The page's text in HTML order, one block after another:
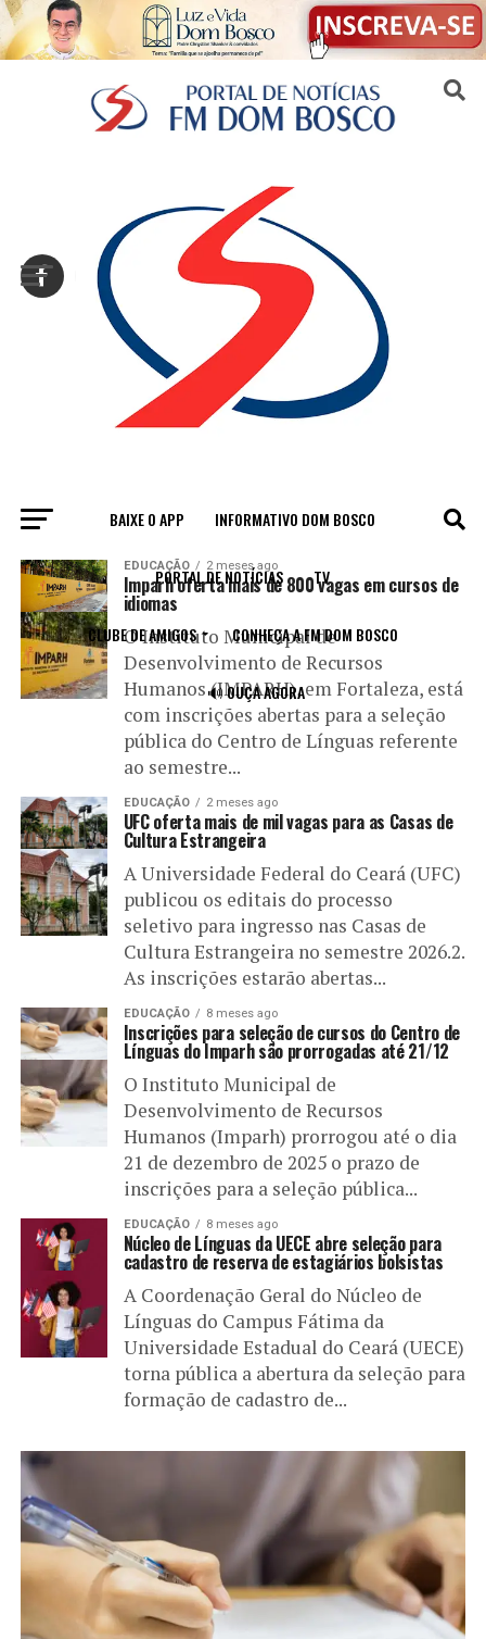
BAIXE O APP INFORMATIVO DOM BOSCO
PORTAL DE NOTÍCIAS TV
CLUBE DE AMIGOS CONHEÇA A FM DOM BOSCO
🔊 OUÇA AGORA
All posts tagged "idiomas"
EDUCAÇÃO 2 meses ago
Imparh oferta mais de 800 vagas em cursos de
idiomas
O Instituto Municipal de
Desenvolvimento de Recursos
Humanos (IMPARH), em Fortaleza, está
com inscrições abertas para a seleção
pública do Centro de Línguas referente
ao semestre...
EDUCAÇÃO 2 meses ago
UFC oferta mais de mil vagas para as Casas de
Cultura Estrangeira
A Universidade Federal do Ceará (UFC)
publicou os editais do processo
seletivo para ingresso nas Casas de
Cultura Estrangeira no semestre 2026.2.
As inscrições estarão abertas...
EDUCAÇÃO 8 meses ago
Inscrições para seleção de cursos do Centro de
Línguas do Imparh são prorrogadas até 21/12
O Instituto Municipal de
Desenvolvimento de Recursos
Humanos (Imparh) prorrogou até o dia
21 de dezembro de 2025 o prazo de
inscrições para a seleção pública...
EDUCAÇÃO 8 meses ago
Núcleo de Línguas da UECE abre seleção para
cadastro de reserva de estagiários bolsistas
A Coordenação Geral do Núcleo de
Línguas do Campus Fátima da
Universidade Estadual do Ceará (UECE)
torna pública a abertura da seleção para
formação de cadastro de...
Sair da versão mobile